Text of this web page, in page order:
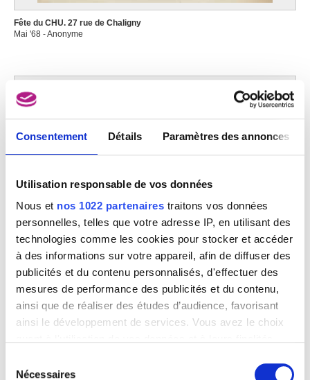
Consentement Détails Paramètres des annonces
Utilisation responsable de vos données
Nous et nos 1022 partenaires traitons vos données
personnelles, telles que votre adresse IP, en utilisant des
technologies comme les cookies pour stocker et accéder
à des informations sur votre appareil, afin de diffuser des
publicités et du contenu personnalisés, d'effectuer des
mesures de performance des publicités et du contenu,
ainsi que de réaliser des études d’audience, favorisant
ainsi le développement de services. Vous avez le choix
tout moment en consultant la Déclaration relative aux
Nécessaires
Fête du CHU. 27 rue de Chaligny
Mai '68 - Anonyme